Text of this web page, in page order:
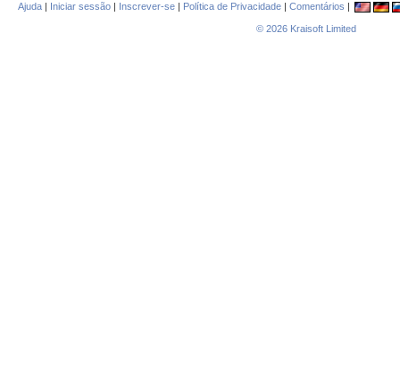
Ajuda | Iniciar sessão | Inscrever-se | Política de Privacidade | Comentários |
© 2026 Kraisoft Limited